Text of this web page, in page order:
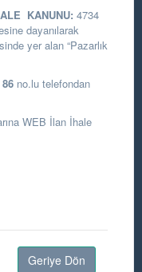
KANUNU: 4734
dayanılarak
yer alan “Pazarlık
no.lu telefondan
WEB İlan İhale
Geriye Dön